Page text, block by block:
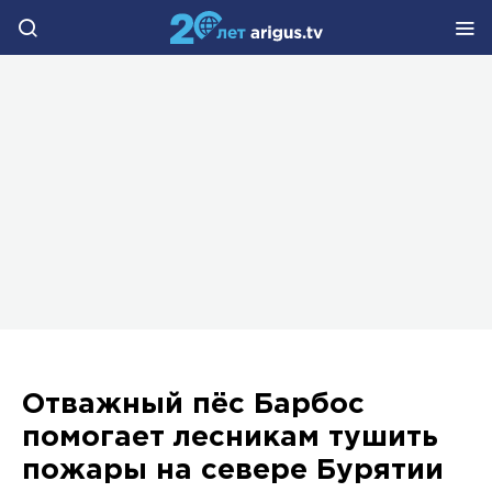
Отважный пёс Барбос
помогает лесникам тушить
пожары на севере Бурятии